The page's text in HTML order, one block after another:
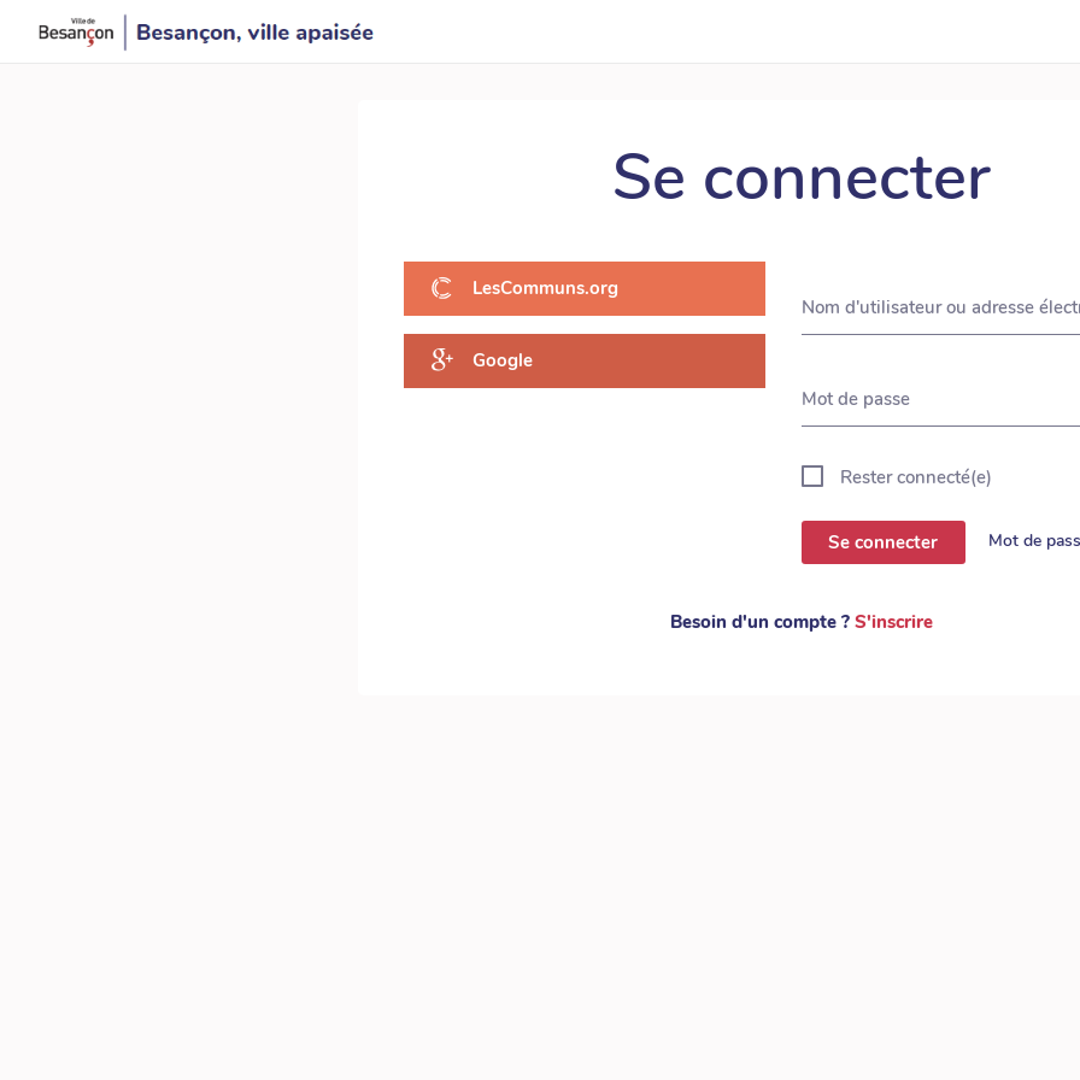
Se connecter
LesCommuns.org
Google
Nom d'utilisateur ou adresse
Mot de passe
Rester connecté(e)
Se connecter Mot de
Besoin d'un compte ? S'inscrire